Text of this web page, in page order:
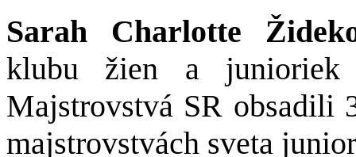
Sarah Charlotte
klubu žien a
Majstrovstvá SR obsadili
majstrovstvách sveta